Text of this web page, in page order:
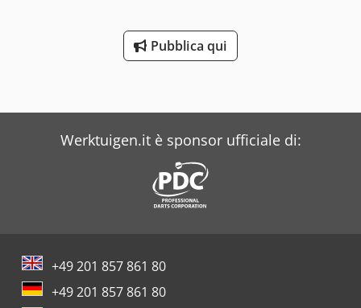
Pubblica qui
Werktuigen.it è sponsor ufficiale di:
+49 201 857 861 80
+49 201 857 861 80